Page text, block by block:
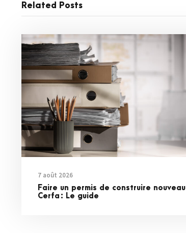
Related Posts
7 août 2026
Faire un permis de construire nouveau
Cerfa : Le guide